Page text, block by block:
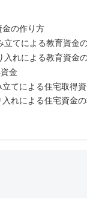
金の作り方
立てによる教育資金
入れによる教育資金
金
立てによる住宅取得
入れによる住宅資金